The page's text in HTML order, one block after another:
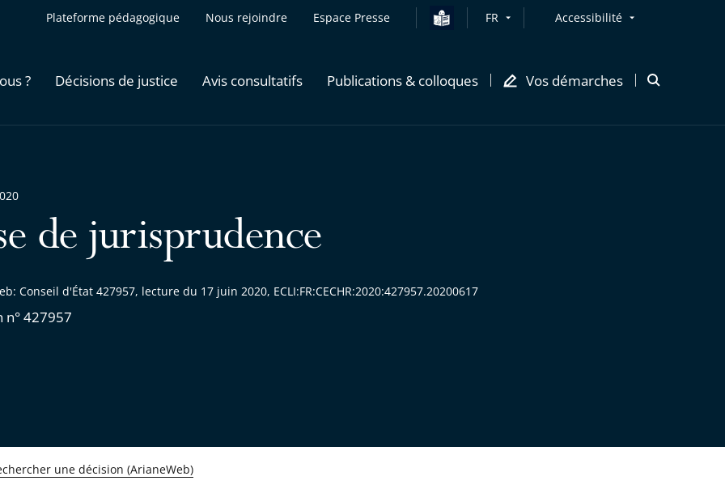
Plateforme pédagogique Nous rejoindre Espace Presse FR Accessibilité
? Décisions de justice Avis consultatifs Publications & colloques Vos démarches
Ouvrir
de jurisprudence
Conseil d'État 427957, lecture du 17 juin 2020, ECLI:FR:CECHR:2020:427957.20200617
n° 427957
une décision (ArianeWeb)